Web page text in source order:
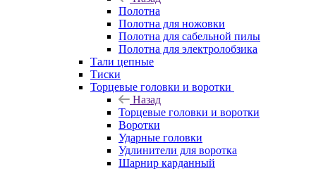
Полотна
Полотна для ножовки
Полотна для сабельной пилы
Полотна для электролобзика
Тали цепные
Тиски
Торцевые головки и воротки
Назад
Торцевые головки и воротки
Воротки
Ударные головки
Удлинители для воротка
Шарнир карданный